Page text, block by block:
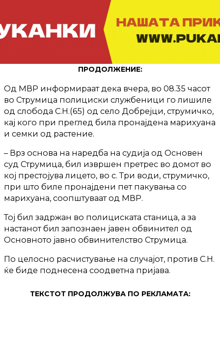
ПРОДОЛЖЕНИЕ:
Од МВР информираат дека вчера, во 08.35 часот
во Струмица полициски службеници го лишиле
од слобода С.Н.(65) од село Добрејци, струмичко,
кај кого при преглед била пронајдена марихуана
и семки од растение.
– Врз основа на наредба на судија од Основен
суд Струмица, бил извршен претрес во домот во
кој престојува лицето, во с. Три води, струмичко,
при што биле пронајдени пет пакувања со
марихуана, соопштуваат од МВР.
Тој бил задржан во полициската станица, а за
настанот бил запознаен јавен обвинител од
Основното јавно обвинителство Струмица.
По целосно расчистување на случајот, против С.Н.
ќе биде поднесена соодветна пријава.
ТЕКСТОТ ПРОДОЛЖУВА ПО РЕКЛАМАТА: